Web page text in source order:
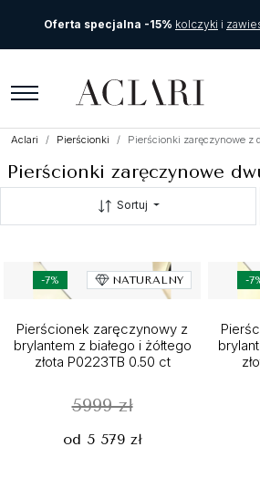
Oferta specjalna -15% kolczyki i
Aclari Pierścionki Pierścionki zaręczynowe z
Pierścionki zaręczynowe
Sortuj
-7% NATURALNY
Pierścionek zaręczynowy z
brylantem z białego i żółtego
złota P0223TB 0.50 ct
5999 zł
od 5 579 zł
-